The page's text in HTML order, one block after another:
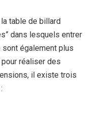
table de billard
dans lesquels entrer
également plus
réaliser des
il existe trois